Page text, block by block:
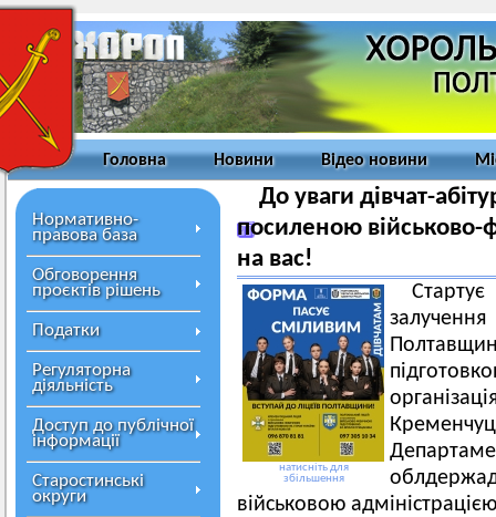
Головна Новини Відео новини
Нормативно-
правова база
Обговорення
проєктів рішень
Податки
Регуляторна
діяльність
Доступ до публічної
інформації
Старостинські
округи
До уваги дівчат-
посиленою військово-
на вас!
натисніть для
збільшення
військовою